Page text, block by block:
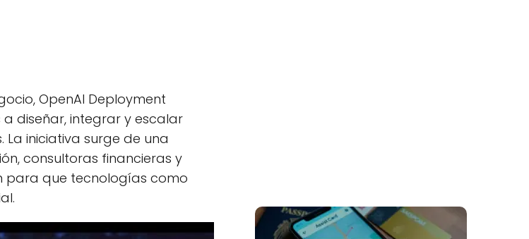
OpenAI Deployment
diseñar, integrar y escalar
La iniciativa surge de una
consultoras financieras y
para que tecnologías como